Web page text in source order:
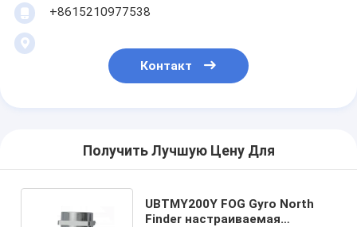
+8615210977538
Контакт
Получить Лучшую Цену Для
UBTMY200Y FOG Gyro North
Finder настраиваемая